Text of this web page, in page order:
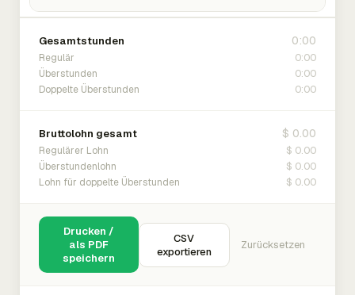
Gesamtstunden 0:00
Regulär 0:00
Überstunden 0:00
Doppelte Überstunden 0:00
Bruttolohn gesamt $ 0.00
Regulärer Lohn $ 0.00
Überstundenlohn $ 0.00
Lohn für doppelte Überstunden $ 0.00
Drucken /
als PDF
speichern
CSV
exportieren
Zurücksetzen